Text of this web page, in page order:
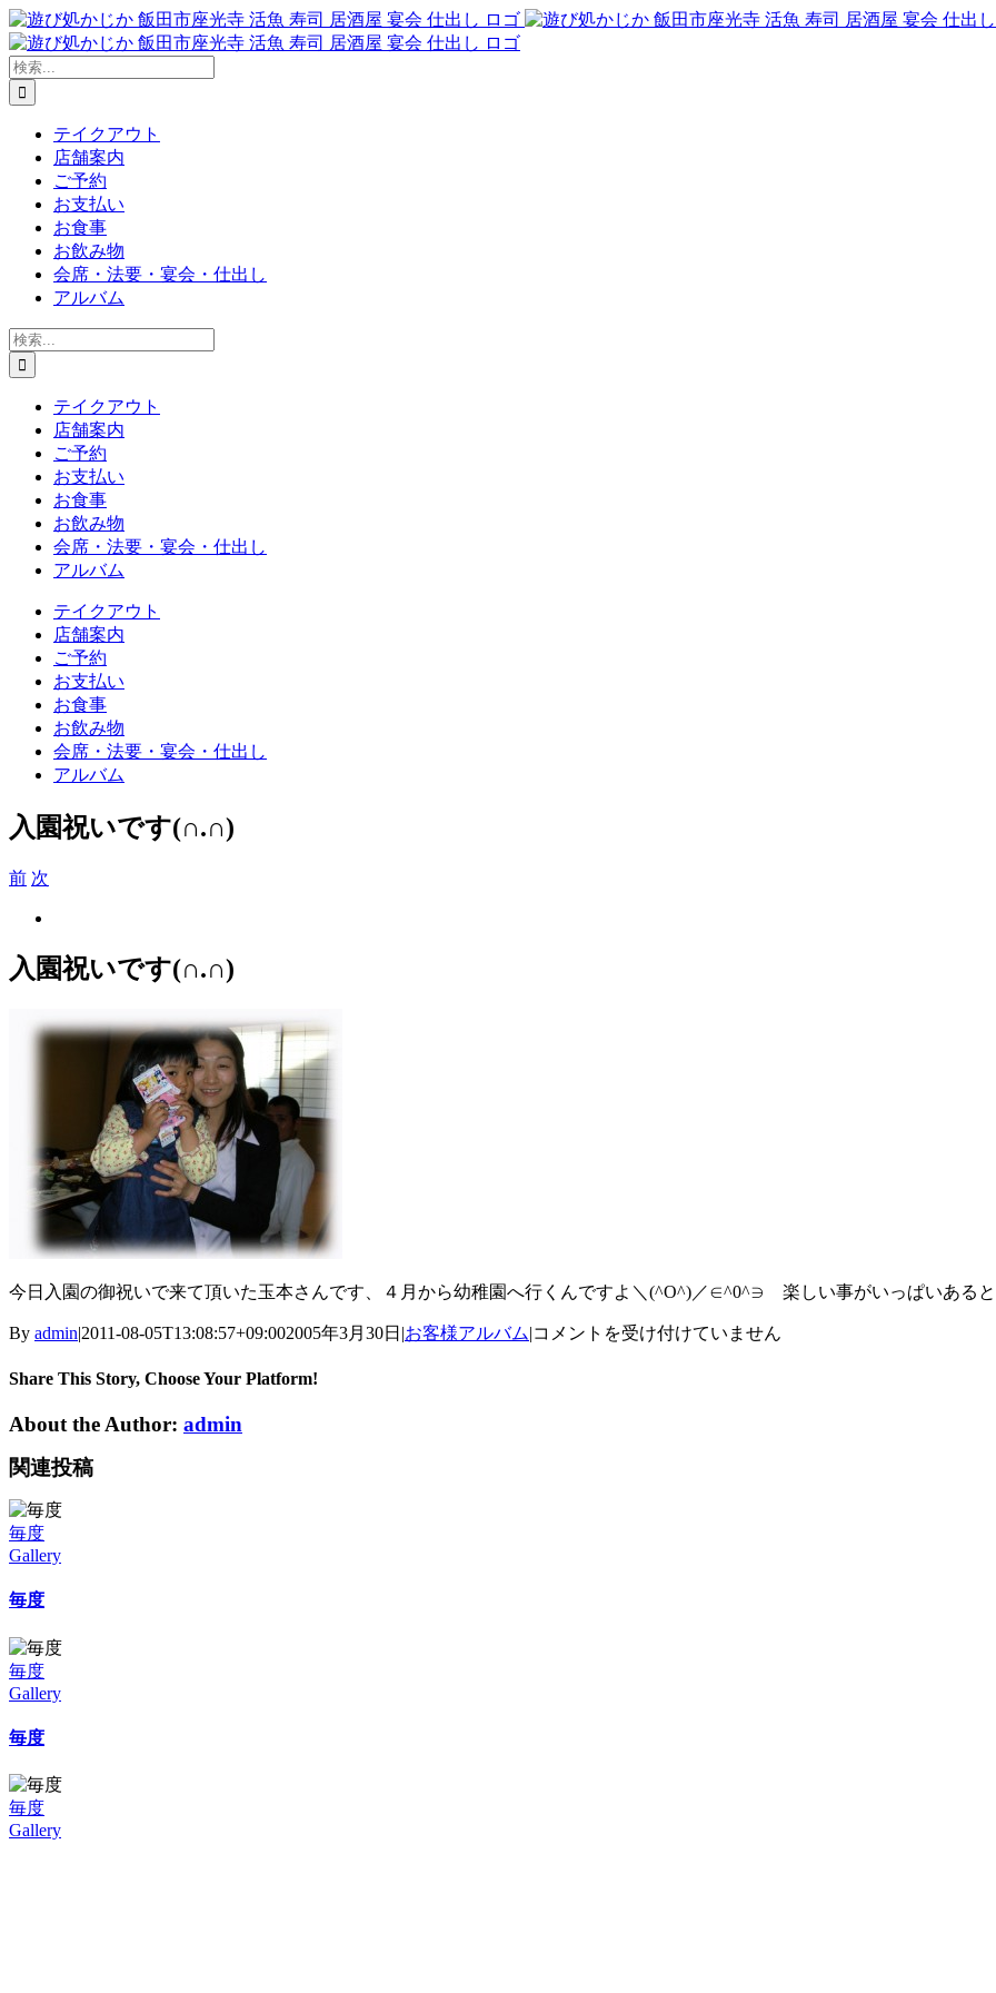
Skip
to
content
検
索
…
テイクアウト
店舗案内
ご予約
お支払い
お食事
お飲み物
会席・法要・宴会・仕出し
アルバム
検
索
…
テイクアウト
店舗案内
ご予約
お支払い
お食事
お飲み物
会席・法要・宴会・仕出し
アルバム
テイクアウト
店舗案内
ご予約
お支払い
お食事
お飲み物
会席・法要・宴会・仕出し
アルバム
入園祝いです(∩.∩)
前 次
Image
入園祝いです(∩.∩)
今日入園の御祝いで来て頂いた玉本さんです、４月から幼稚園へ行くんですよ＼(^O^)／∈^0^∋ 楽しい事がいっぱいあると
By admin|2011-08-05T13:08:57+09:002005年3月30日 |お客様アルバム|入
コメントを受け付けていません
Share This Story, Choose Your Platform!
About the Author: admin
関連投稿
毎度
Gallery
毎度
毎度
Gallery
毎度
毎度
Gallery